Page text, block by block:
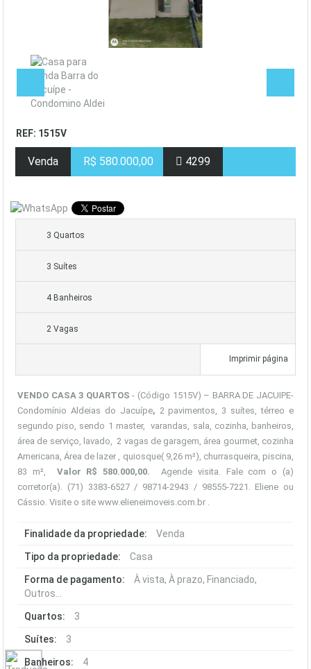
REF: 1515V
Venda R$ 580.000,00 4299
3 Quartos
3 Suítes
4 Banheiros
2 Vagas
Imprimir página
VENDO CASA 3 QUARTOS- (Código 1515V) – BARRA DE JACUIPE-
Condomínio Aldeias do Jacuípe, 2 pavimentos, 3 suítes, térreo e
segundo piso, sendo 1 master, varandas, sala, cozinha, banheiros,
área de serviço, lavado, 2 vagas de garagem, área gourmet, cozinha
Americana, Área de lazer , quiosque( 9,26 m²), churrasqueira, piscina,
83 m²,
Valor R$ 580.000,00. Agende visita. Fale com o (a)
corretor(a). (71) 3383-6527 / 98714-2943 / 98555-7221. Eliene ou
Cássio. Visite o site www.elieneimoveis.com.br .
Finalidade da propriedade: Venda
Tipo da propriedade: Casa
Forma de pagamento:
À vista, À prazo, Financiado,
Outros...
Quartos: 3
Suítes: 3
Banheiros: 4